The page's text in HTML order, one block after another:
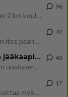
Hesarissa päivitellään lapset joutuu nyt kulkemaan 2 km kouluun jösses. Ruostefillarilla tuo matka menee vaikka miten äk
96
Mutta mies vain tuijottaa, siinä vaiheessa käännän itse pään pois. Mikä juttu? Yleensä jos joku tuijottaa tai katsoo, hä
42
Uusioperheen aikuiset lapset tyhjentää jääkaapin käydessään
Miten selvittäisitte seuraavan ongelman, meillä on uusioperhe, minulla teini-ikäiset lapset ja puolisolla aikuiset, jotk
43
Lomat on monella lomailtu ja arki alkaa. Se voi tarkoittaa myös sitä, että grillailut on grillattu ja palataan arjen ruo
17